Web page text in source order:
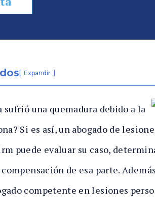
[ Expandir ]
sufrió una quemadura debido a la
Si es así, un abogado de
puede evaluar su caso,
de esa parte.
competente en lesiones